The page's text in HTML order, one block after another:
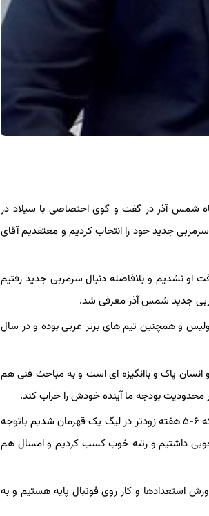
شمس آذر در گفت و گوی اختصاصی با سیلاد در
جدید خود را انتخاب کردیم و معتقدیم آقای
او نشدیم و بلافاصله دنبال سرمربی جدید رفتیم
جدید شمس آذر معرفی شد.
و همچنین تیم های برتر عربی بوده و در سال
انسان پاک و باانگیزه ای است و به مباحث فنی هم
بودجه ما آینده خودش را خراب کند.
نجفیان با اشاره به اینکه شمس آذر سال گذشته حضوری مقتدرانه در لیگ برتر داشت گفت: پس از اینکه ۶-۵ هفته زودتر در لیگ یک قهرمان شدیم باتوجه
داشتیم و رتبه خوب کسب کردیم و امسال هم
استعدادها و کار روی فوتبال پایه هستیم و به